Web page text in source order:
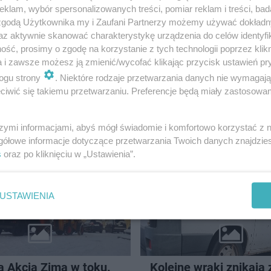
Zginęła 22-letnia
OSP Markusy
„Świetlnej Stolicy
głosować i wesprzeć
Akcja Zima w toku.
Kolejne wraki znikają
wybór spersonalizowanych treści, pomiar reklam i treści,
Użytkownika my i Zaufani Partnerzy możemy używać
aktywnie skanować charakterystykę urządzenia do celów
prosimy o zgodę na korzystanie z tych technologii poprzez
i zawsze możesz ją zmienić/wycofać klikając przycisk ustawień
strony
. Niektóre rodzaje przetwarzania danych nie
się takiemu przetwarzaniu. Preferencje będą miały
informacjami, abyś mógł świadomie i komfortowo korzystać z
informacje dotyczące przetwarzania Twoich danych
oraz po kliknięciu w „Ustawienia”.
USTAWIENIA